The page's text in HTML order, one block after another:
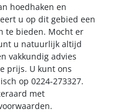
hoedhaken en
u op dit gebied een
te bieden. Mocht er
u natuurlijk altijd
vakkundig advies
prijs. U kunt ons
op 0224-273327.
met